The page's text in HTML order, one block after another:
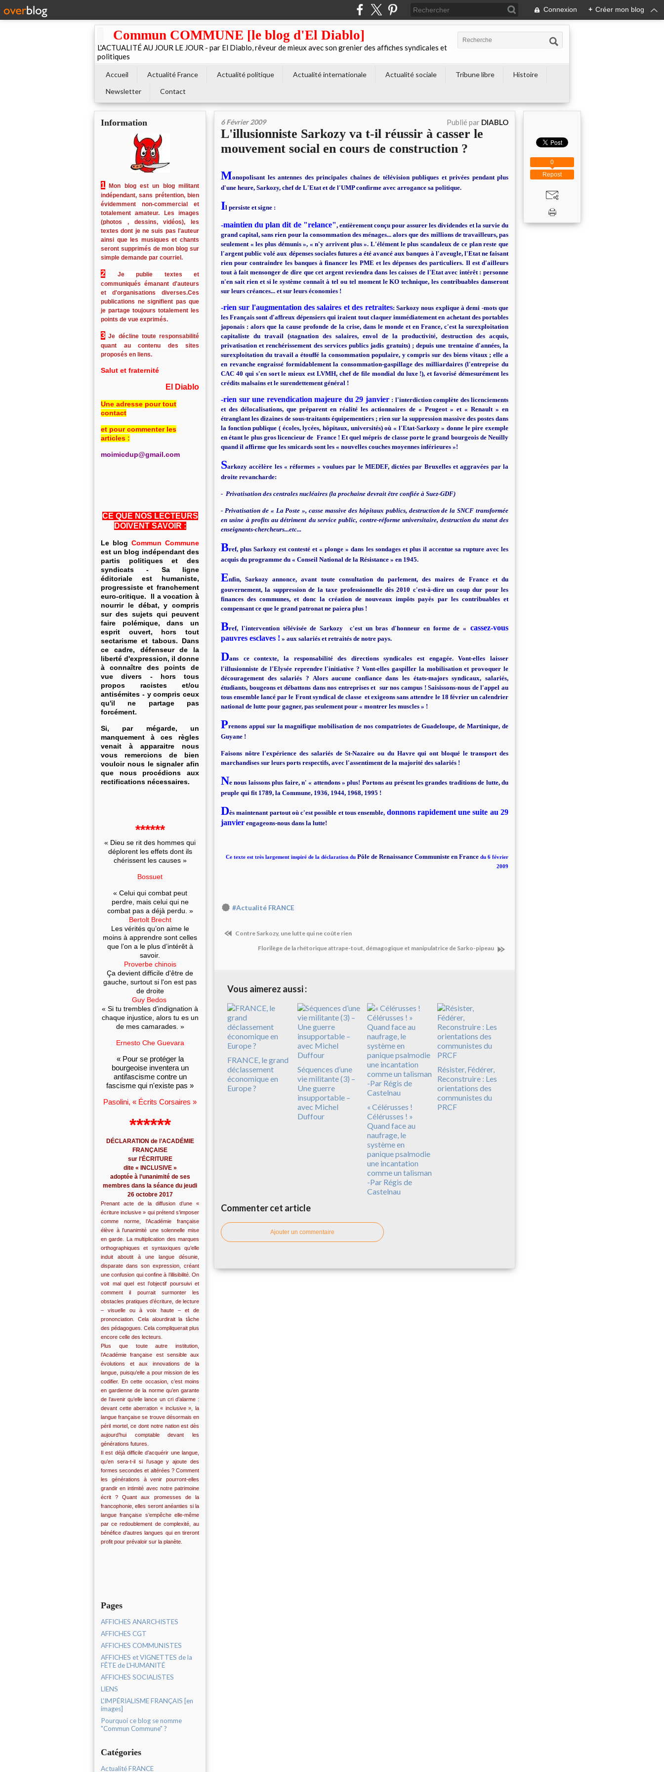
Connexion + Créer mon blog
Commun COMMUNE [le blog d'El Diablo]
L'ACTUALITÉ AU JOUR LE JOUR - par El Diablo, rêveur de mieux avec son grenier des affiches syndicales et
politiques
Accueil Actualité France Actualité politique Actualité internationale Actualité sociale Tribune libre
Histoire
Newsletter
Contact
Information
1
Mon blog est un blog militant
indépendant, sans prétention, bien
évidemment non-commercial et
totalement amateur. Les images
(photos , dessins, vidéos), les
textes dont je ne suis pas l'auteur
ainsi que les musiques et chants
seront supprimés de mon blog sur
simple demande par courriel.
2
Je publie textes et
communiqués émanant d'auteurs
et d'organisations diverses.Ces
publications ne signifient pas que
je partage toujours totalement les
points de vue exprimés.
3 Je décline toute responsabilité
quant au contenu des sites
proposés en liens.
Salut et fraternité
El Diablo
Une adresse pour tout
contact
et pour commenter les
articles :
moimicdup@gmail.com
CE QUE NOS LECTEURS
DOIVENT SAVOIR :
Le blog Commun Commune
est un blog indépendant des
partis politiques et des
syndicats - Sa ligne
éditoriale est humaniste,
progressiste et franchement
euro-critique. Il a vocation à
nourrir le débat, y compris
sur des sujets qui peuvent
faire polémique, dans un
esprit ouvert, hors tout
sectarisme et tabous. Dans
ce cadre, défenseur de la
liberté d'expression, il donne
à connaître des points de
vue divers - hors tous
propos racistes et/ou
antisémites - y compris ceux
qu'il ne partage pas
forcément.
Si, par mégarde, un
manquement à ces règles
venait à apparaitre nous
vous remercions de bien
vouloir nous le signaler afin
que nous procédions aux
rectifications nécessaires.
******
« Dieu se rit des hommes qui
déplorent les effets dont ils
chérissent les causes »
Bossuet
« Celui qui combat peut
perdre, mais celui qui ne
combat pas a déjà perdu. »
Bertolt Brecht
Les vérités qu’on aime le
moins à apprendre sont celles
que l’on a le plus d’intérêt à
savoir.
Proverbe chinois
Ça devient difficile d'être de
gauche, surtout si l'on est pas
de droite
Guy Bedos
« Si tu trembles d'indignation à
chaque injustice, alors tu es un
de mes camarades. »
Ernesto Che Guevara
« Pour se protéger la
bourgeoise inventera un
antifascisme contre un
fascisme qui n'existe pas »
Pasolini, « Écrits Corsaires »
******
DÉCLARATION de l’ACADÉMIE
FRANÇAISE
sur l'ÉCRITURE
dite « INCLUSIVE »
adoptée à l’unanimité de ses
membres dans la séance du jeudi
26 octobre 2017
Prenant acte de la diffusion d’une «
écriture inclusive » qui prétend s’imposer
comme norme, l’Académie française
élève à l’unanimité une solennelle mise
en garde. La multiplication des marques
orthographiques et syntaxiques qu’elle
induit aboutit à une langue désunie,
disparate dans son expression, créant
une confusion qui confine à l’illisibilité. On
voit mal quel est l’objectif poursuivi et
comment il pourrait surmonter les
obstacles pratiques d’écriture, de lecture
– visuelle ou à voix haute – et de
prononciation. Cela alourdirait la tâche
des pédagogues. Cela compliquerait plus
encore celle des lecteurs.
Plus que toute autre institution,
l’Académie française est sensible aux
évolutions et aux innovations de la
langue, puisqu’elle a pour mission de les
codifier. En cette occasion, c’est moins
en gardienne de la norme qu’en garante
de l’avenir qu’elle lance un cri d’alarme :
devant cette aberration « inclusive », la
langue française se trouve désormais en
péril mortel, ce dont notre nation est dès
aujourd’hui comptable devant les
générations futures.
Il est déjà difficile d’acquérir une langue,
qu’en sera-t-il si l’usage y ajoute des
formes secondes et altérées ? Comment
les générations à venir pourront-elles
grandir en intimité avec notre patrimoine
écrit ? Quant aux promesses de la
francophonie, elles seront anéanties si la
langue française s’empêche elle-même
par ce redoublement de complexité, au
bénéfice d’autres langues qui en tireront
profit pour prévaloir sur la planète.
Pages
AFFICHES ANARCHISTES
AFFICHES CGT
AFFICHES COMMUNISTES
AFFICHES et VIGNETTES de la
FÊTE de L'HUMANITÉ
AFFICHES SOCIALISTES
LIENS
L'IMPÉRIALISME FRANÇAIS [en
images]
Pourquoi ce blog se nomme
"Commun Commune" ?
Catégories
Actualité FRANCE
6 Février 2009 Publié par DIABLO
L'illusionniste Sarkozy va t-il réussir à casser le
mouvement social en cours de construction ?
Monopolisant les antennes des principales chaînes de télévision publiques et privées pendant plus
d'une heure, Sarkozy, chef de L'Etat et de l'UMP confirme avec arrogance sa politique.
Il persiste et signe :
-maintien du plan dit de "relance", entièrement conçu pour assurer les dividendes et la survie du
grand capital, sans rien pour la consommation des ménages... alors que des millions de travailleurs, pas
seulement « les plus démunis », « n'y arrivent plus ». L'élément le plus scandaleux de ce plan reste que
l'argent public volé aux dépenses sociales futures a été avancé aux banques à l'aveugle, l'Etat ne faisant
rien pour contraindre les banques à financer les PME et les dépenses des particuliers. Il est d'ailleurs
tout à fait mensonger de dire que cet argent reviendra dans les caisses de l'Etat avec intérêt : personne
n'en sait rien et si le système connaît à tel ou tel moment le KO technique, les contribuables danseront
sur leurs créances... et sur leurs économies !
-rien sur l'augmentation des salaires et des retraites: Sarkozy nous explique à demi -mots que
les Français sont d'affreux dépensiers qui iraient tout claquer immédiatement en achetant des portables
japonais : alors que la cause profonde de la crise, dans le monde et en France, c'est la surexploitation
capitaliste du travail (stagnation des salaires, envol de la productivité, destruction des acquis,
privatisation et renchérissement des services publics jadis gratuits) ; depuis une trentaine d'années, la
surexploitation du travail a étouffé la consommation populaire, y compris sur des biens vitaux ; elle a
en revanche engraissé formidablement la consommation-gaspillage des milliardaires (l'entreprise du
CAC 40 qui s'en sort le mieux est LVMH, chef de file mondial du luxe !), et favorisé démesurément les
crédits malsains et le surendettement général !
-rien sur une revendication majeure du 29 janvier : l'interdiction complète des licenciements
et des délocalisations, que préparent en réalité les actionnaires de « Peugeot » et « Renault » en
étranglant les dizaines de sous-traitants équipementiers ; rien sur la suppression massive des postes dans
la fonction publique ( écoles, lycées, hôpitaux, universités) où « l'Etat-Sarkozy » donne le pire exemple
en étant le plus gros licencieur de France ! Et quel mépris de classe porte le grand bourgeois de Neuilly
quand il affirme que les smicards sont les « nouvelles couches moyennes inférieures »!
Sarkozy accèlère les « réformes » voulues par le MEDEF, dictées par Bruxelles et aggravées par la
droite revancharde:
- Privatisation des centrales nucléaires (la prochaine devrait être confiée à Suez-GDF)
- Privatisation de « La Poste », casse massive des hôpitaux publics, destruction de la SNCF transformée
en usine à profits au détriment du service public, contre-réforme universitaire, destruction du statut des
enseignants-chercheurs...etc...
Bref, plus Sarkozy est contesté et « plonge » dans les sondages et plus il accentue sa rupture avec les
acquis du programme du « Conseil National de la Résistance » en 1945.
Enfin, Sarkozy annonce, avant toute consultation du parlement, des maires de France et du
gouvernement, la suppression de la taxe professionnelle dès 2010 c'est-à-dire un coup dur pour les
finances des communes, et donc la création de nouveaux impôts payés par les contribuables et
compensant ce que le grand patronat ne paiera plus !
Bref, l'intervention télévisée de Sarkozy c'est un bras d'honneur en forme de « cassez-vous
pauvres esclaves ! » aux salariés et retraités de notre pays.
Dans ce contexte, la responsabilité des directions syndicales est engagée. Vont-elles laisser
l'illusionniste de l'Elysée reprendre l'initiative ? Vont-elles gaspiller la mobilisation et provoquer le
découragement des salariés ? Alors aucune confiance dans les états-majors syndicaux, salariés,
étudiants, bougeons et débattons dans nos entreprises et sur nos campus ! Saisissons-nous de l'appel au
tous ensemble lancé par le Front syndical de classe et exigeons sans attendre le 18 février un calendrier
national de lutte pour gagner, pas seulement pour « montrer les muscles » !
Prenons appui sur la magnifique mobilisation de nos compatriotes de Guadeloupe, de Martinique, de
Guyane !
Faisons nôtre l'expérience des salariés de St-Nazaire ou du Havre qui ont bloqué le transport des
marchandises sur leurs ports respectifs, avec l'assentiment de la majorité des salariés !
Ne nous laissons plus faire, n' « attendons » plus! Portons au présent les grandes traditions de lutte, du
peuple qui fit 1789, la Commune, 1936, 1944, 1968, 1995 !
Dès maintenant partout où c'est possible et tous ensemble, donnons rapidement une suite au 29
janvier engageons-nous dans la lutte!
Ce texte est très largement inspiré de la déclaration du Pôle de Renaissance Communiste en France du 6 février
2009
#Actualité FRANCE
Contre Sarkozy, une lutte qui ne coûte rien
Florilège de la rhétorique attrape-tout, démagogique et manipulatrice de Sarko-pipeau
Vous aimerez aussi :
FRANCE, le grand
déclassement
économique en
Europe ?
Séquences d’une
vie militante (3) –
Une guerre
insupportable –
avec Michel
Duffour
« Célérusses !
Célérusses ! »
Quand face au
naufrage, le
système en
panique psalmodie
une incantation
comme un talisman
-Par Régis de
Castelnau
Résister, Fédérer,
Reconstruire : Les
orientations des
communistes du
PRCF
Commenter cet article
Ajouter un commentaire
Repost
0